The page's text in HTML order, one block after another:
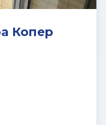
Копер